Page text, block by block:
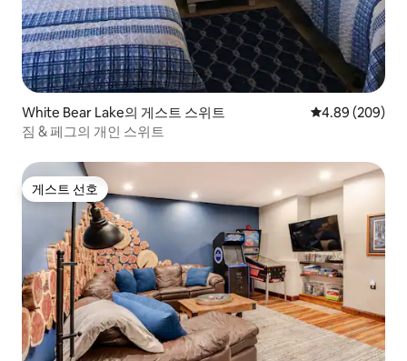
White Bear Lake의 게스트 스위트 평점 4.89점(5
4.89 (209)
짐 & 페그의 개인 스위트
게스트 선호
게스트 선호